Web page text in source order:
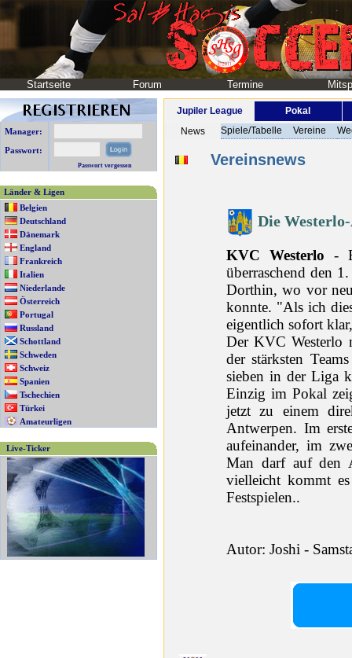
Startseite Forum Termine
Manager:
Passwort:
Passwort vergessen
Länder & Ligen
Belgien
Deutschland
Dänemark
England
Frankreich
Italien
Niederlande
Österreich
Portugal
Russland
Schottland
Schweden
Schweiz
Spanien
Tschechien
Türkei
Amateurligen
Live-Ticker
Jupiler League
Pokal
News
Spiele/Tabelle Vereine
Vereinsnews
Die
KVC Westerlo -
überraschend den
Dorthin, wo vor
konnte. "Als ich
eigentlich sofort
Der KVC Westerlo
der stärksten
sieben in der Liga
Einzig im Pokal
jetzt zu einem
Antwerpen. Im
aufeinander, im
Man darf auf den
vielleicht kommt
Festspielen..
Autor: Joshi -